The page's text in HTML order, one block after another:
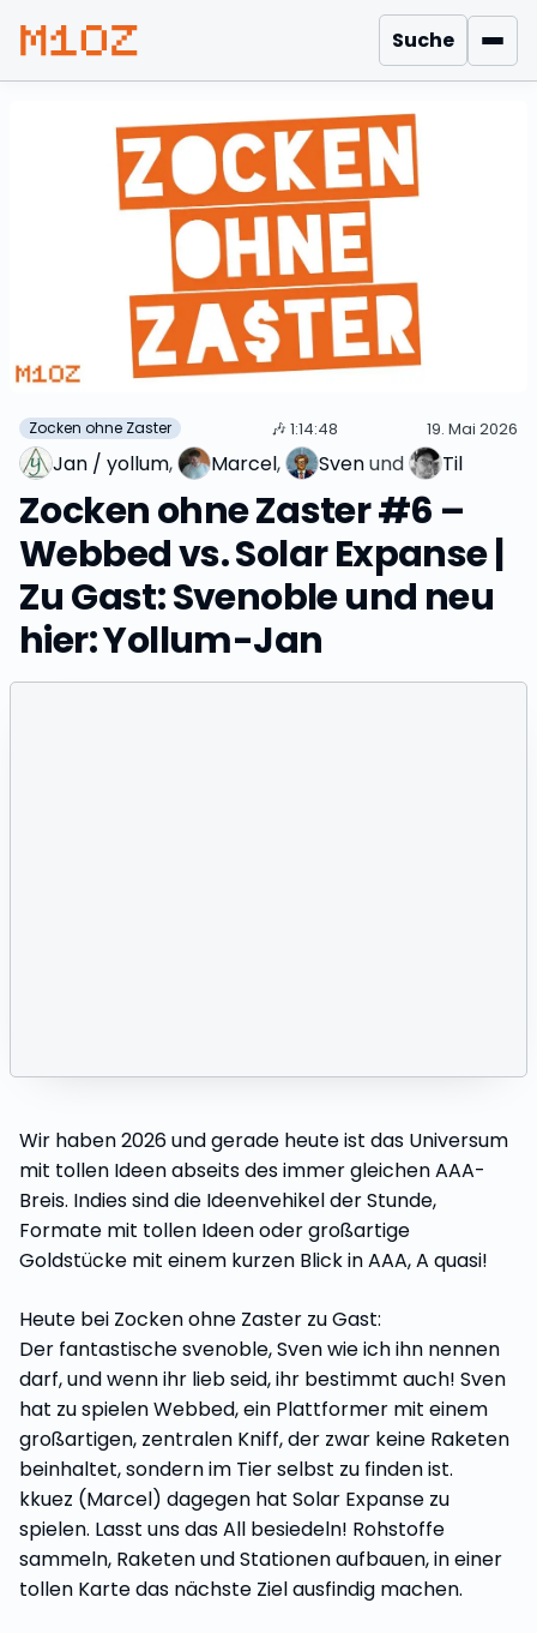
Suche
Zocken ohne Zaster 🎶1:14:48 19. Mai 2026
Jan / yollum, Marcel, Sven und Til
Zocken ohne Zaster #6 –
Webbed vs. Solar Expanse |
Zu Gast: Svenoble und neu
hier: Yollum-Jan
Wir haben 2026 und gerade heute ist das Universum
mit tollen Ideen abseits des immer gleichen AAA-
Breis. Indies sind die Ideenvehikel der Stunde,
Formate mit tollen Ideen oder großartige
Goldstücke mit einem kurzen Blick in AAA, A quasi!
Heute bei Zocken ohne Zaster zu Gast:
Der fantastische svenoble, Sven wie ich ihn nennen
darf, und wenn ihr lieb seid, ihr bestimmt auch! Sven
hat zu spielen Webbed, ein Plattformer mit einem
großartigen, zentralen Kniff, der zwar keine Raketen
beinhaltet, sondern im Tier selbst zu finden ist.
kkuez (Marcel) dagegen hat Solar Expanse zu
spielen. Lasst uns das All besiedeln! Rohstoffe
sammeln, Raketen und Stationen aufbauen, in einer
tollen Karte das nächste Ziel ausfindig machen.